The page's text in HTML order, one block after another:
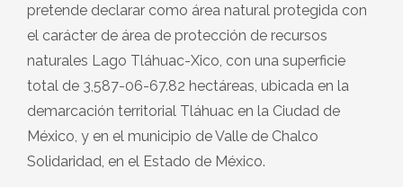
pretende declarar como área natural protegida con
el carácter de área de protección de recursos
naturales Lago Tláhuac-Xico, con una superficie
total de 3,587-06-67.82 hectáreas, ubicada en la
demarcación territorial Tláhuac en la Ciudad de
México, y en el municipio de Valle de Chalco
Solidaridad, en el Estado de México.